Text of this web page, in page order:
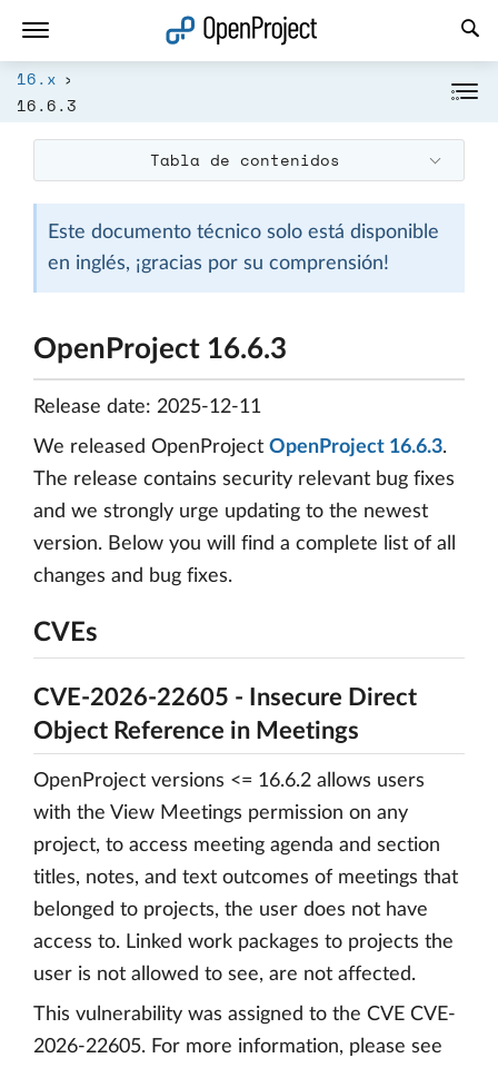
16.x
16.6.3
Tabla de contenidos
Este documento técnico solo está disponible
en inglés, ¡gracias por su comprensión!
OpenProject 16.6.3
Release date: 2025-12-11
We released OpenProject OpenProject 16.6.3.
The release contains security relevant bug fixes
and we strongly urge updating to the newest
version. Below you will find a complete list of all
changes and bug fixes.
CVEs
CVE-2026-22605 - Insecure Direct
Object Reference in Meetings
OpenProject versions <= 16.6.2 allows users
with the View Meetings permission on any
project, to access meeting agenda and section
titles, notes, and text outcomes of meetings that
belonged to projects, the user does not have
access to. Linked work packages to projects the
user is not allowed to see, are not affected.
This vulnerability was assigned to the CVE CVE-
2026-22605. For more information, please see
Abrir vínculo en un nuevo panel